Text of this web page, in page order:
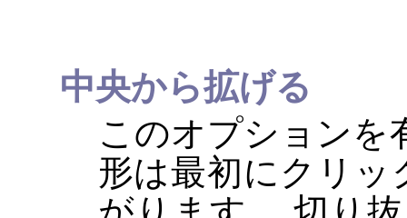
中央から拡げる
このオプションを
形は最初にクリ